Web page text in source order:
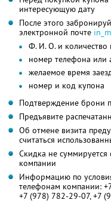
интересующую дату
После этого
электронной почте
Ф. И. О. и количество
номер телефона или
желаемое время
номер и код купона
Подтверждение брони
Предъявите
Об отмене визита
считаться
Скидка не
компании
Информацию по
телефонам компании:
+7 (978) 782-29-07, +7